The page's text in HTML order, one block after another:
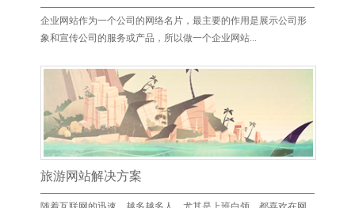
企业网站作为一个公司的网络名片，最主要的作用是展示公司形
象和宣传公司的服务或产品，所以做一个企业网站...
旅游网站解决方案